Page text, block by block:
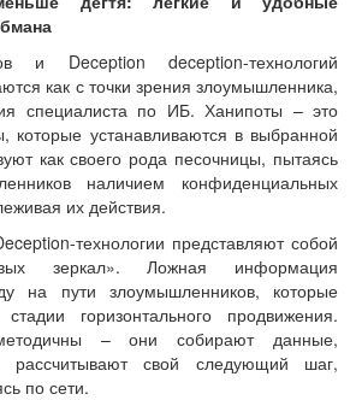
и Deception deception-технологий
как с точки зрения злоумышленника,
специалиста по ИБ. Ханипоты – это
которые устанавливаются в выбранной
как своего рода песочницы, пытаясь
наличием конфиденциальных
их действия.
технологии представляют собой
зеркал». Ложная информация
на пути злоумышленников, которые
горизонтального продвижения.
– они собирают данные,
свой следующий шаг,
по сети.